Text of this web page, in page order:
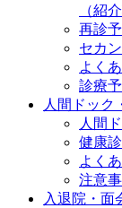
（紹
再診
セカ
よく
診療
人間ドック
人間
健康
よく
注意
入退院・面